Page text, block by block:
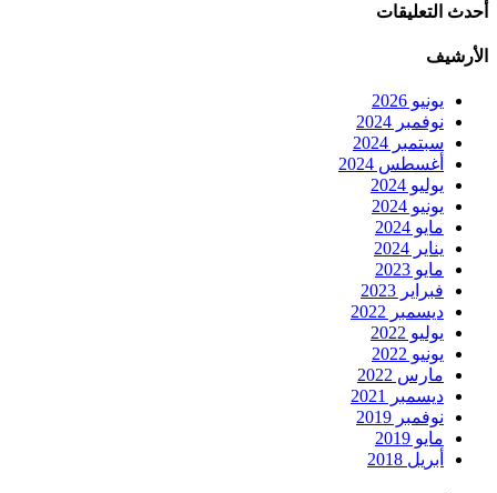
أحدث التعليقات
الأرشيف
يونيو 2026
نوفمبر 2024
سبتمبر 2024
أغسطس 2024
يوليو 2024
يونيو 2024
مايو 2024
يناير 2024
مايو 2023
فبراير 2023
ديسمبر 2022
يوليو 2022
يونيو 2022
مارس 2022
ديسمبر 2021
نوفمبر 2019
مايو 2019
أبريل 2018